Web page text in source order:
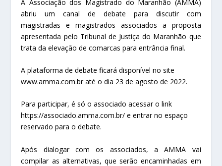
A Associação dos Magistrado do Maranhão (AMMA)
abriu um canal de debate para discutir com
magistradas e magistrados associados a proposta
apresentada pelo Tribunal de Justiça do Maranhão que
trata da elevação de comarcas para entrância final.
A plataforma de debate ficará disponível no site
www.amma.com.br até o dia 23 de agosto de 2022.
Para participar, é só o associado acessar o link
https://associado.amma.com.br/ e entrar no espaço
reservado para o debate.
Após dialogar com os associados, a AMMA vai
compilar as alternativas, que serão encaminhadas em